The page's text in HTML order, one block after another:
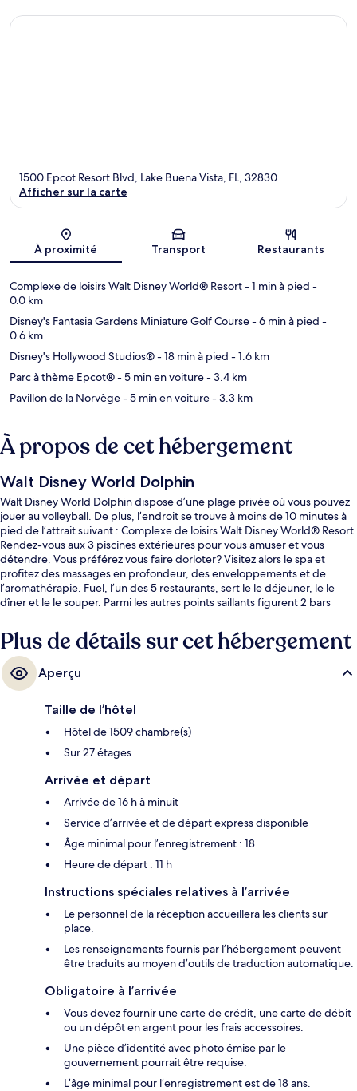
Carte
1500 Epcot Resort Blvd, Lake Buena Vista, FL, 32830
Afficher sur la carte
À proximité Transport Restaurants
Complexe de loisirs Walt Disney World® Resort- 1 min à pied -
0.0 km
Disney's Fantasia Gardens Miniature Golf Course- 6 min à pied -
0.6 km
Disney's Hollywood Studios®- 18 min à pied - 1.6 km
Parc à thème Epcot®- 5 min en voiture- 3.4 km
Pavillon de la Norvège- 5 min en voiture- 3.3 km
À propos de cet hébergement
Walt Disney World Dolphin
Walt Disney World Dolphin dispose d’une plage privée où vous pouvez
jouer au volleyball. De plus, l’endroit se trouve à moins de 10 minutes à
pied de l’attrait suivant : Complexe de loisirs Walt Disney World® Resort.
Rendez-vous aux 3 piscines extérieures pour vous amuser et vous
détendre. Vous préférez vous faire dorloter? Visitez alors le spa et
profitez des massages en profondeur, des enveloppements et de
l’aromathérapie. Fuel, l’un des 5 restaurants, sert le le déjeuner, le le
dîner et le le souper. Parmi les autres points saillants figurent 2 bars
en tout temps. La piscine et les lits confortables sont des éléments très
prisés par les voyageurs.
Plus de détails sur cet hébergement
Aperçu
Taille de l’hôtel
Hôtel de 1509 chambre(s)
Sur 27 étages
Arrivée et départ
Arrivée de 16 h à minuit
Service d’arrivée et de départ express disponible
Âge minimal pour l’enregistrement : 18
Heure de départ : 11 h
Instructions spéciales relatives à l’arrivée
Le personnel de la réception accueillera les clients sur
place.
Les renseignements fournis par l’hébergement peuvent
être traduits au moyen d’outils de traduction automatique.
Obligatoire à l’arrivée
Vous devez fournir une carte de crédit, une carte de débit
ou un dépôt en argent pour les frais accessoires.
Une pièce d’identité avec photo émise par le
gouvernement pourrait être requise.
L’âge minimal pour l’enregistrement est de 18 ans.